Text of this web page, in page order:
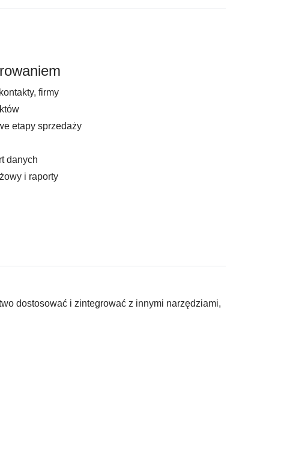
firmy
etapy sprzedaży
danych
i raporty
dostosować i zintegrować z innymi narzędziami,